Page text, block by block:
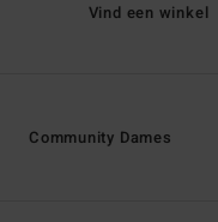
Vind een winkel
Community Dames